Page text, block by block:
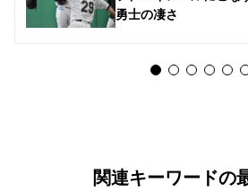
勇士の凄さ
関連キーワードの